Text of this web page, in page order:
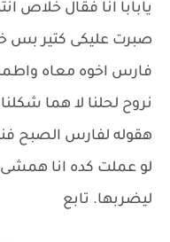
يابابا انا فقال خلاص
صبرت عليكى كتير بس
فارس اخوه معاه
نروح لحلنا لا هما
هقوله لفارس الصبح
لو عملت كده انا همشى
ليضربها. تابع